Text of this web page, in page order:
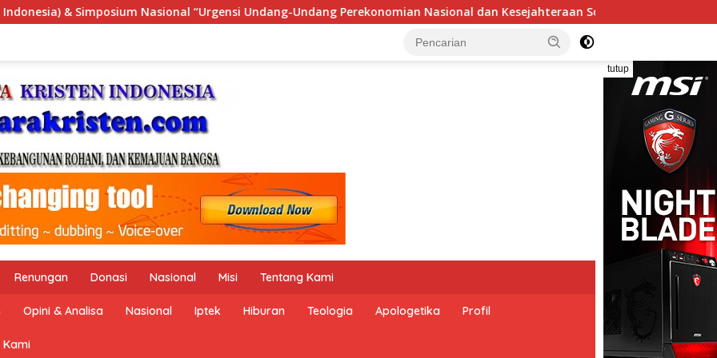
Undang Perekonomian Nasional dan Kesejahteraan Sosial dalam Menata Bangsa Menuju Indonesia Emas 2045”,
tutup
Renungan Donasi Nasional Misi Tentang Kami
Opini & Analisa Nasional Iptek Hiburan Teologia Apologetika Profil
Kami